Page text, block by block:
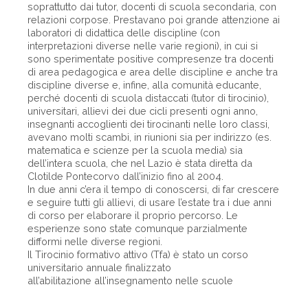
soprattutto dai tutor, docenti di scuola secondaria, con
relazioni corpose. Prestavano poi grande attenzione ai
laboratori di didattica delle discipline (con
interpretazioni diverse nelle varie regioni), in cui si
sono sperimentate positive compresenze tra docenti
di area pedagogica e area delle discipline e anche tra
discipline diverse e, infine, alla comunità educante,
perché docenti di scuola distaccati (tutor di tirocinio),
universitari, allievi dei due cicli presenti ogni anno,
insegnanti accoglienti dei tirocinanti nelle loro classi,
avevano molti scambi, in riunioni sia per indirizzo (es.
matematica e scienze per la scuola media) sia
dell’intera scuola, che nel Lazio è stata diretta da
Clotilde Pontecorvo dall’inizio fino al 2004.
In due anni c’era il tempo di conoscersi, di far crescere
e seguire tutti gli allievi, di usare l’estate tra i due anni
di corso per elaborare il proprio percorso. Le
esperienze sono state comunque parzialmente
difformi nelle diverse regioni.
Il Tirocinio formativo attivo (Tfa) è stato un corso
universitario annuale finalizzato
all’abilitazione all’insegnamento nelle scuo­le